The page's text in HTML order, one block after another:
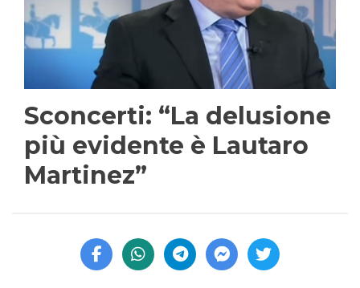
Sconcerti: “La delusione
più evidente è Lautaro
Martinez”